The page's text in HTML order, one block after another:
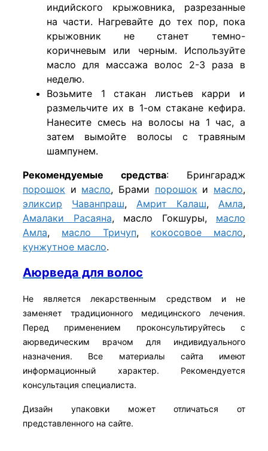
индийского крыжовника, разрезанные
на части. Нагревайте до тех пор, пока
крыжовник не станет темно-
коричневым или черным. Используйте
масло для массажа волос 2-3 раза в
неделю.
Возьмите 1 стакан листьев карри и
размельчите их в 1-ом стакане кефира.
Нанесите смесь на волосы на 1 час, а
затем вымойте волосы с травяным
шампунем.
​Рекомендуемые средства: Брингарадж
порошок и масло, Брами порошок и масло,
эликсир
Чаванпраш, Амрит Калаш, Амла,
Амалаки Расаяна, масло Гокшуры, масло
Амла, масло Тричуп, кокосовое масло,
кунжутное масло.
Аюрведа для волос
Не является лекарственным средством и не
заменяет традиционного медицинского лечения.
Перед применением проконсультируйтесь с
аюрведическим врачом для индивидуального
назначения. Все материалы сайта имеют
информационный характер. Рекомендуется
консультация специалиста.
Дизайн упаковки может отличаться от
представленного на сайте.